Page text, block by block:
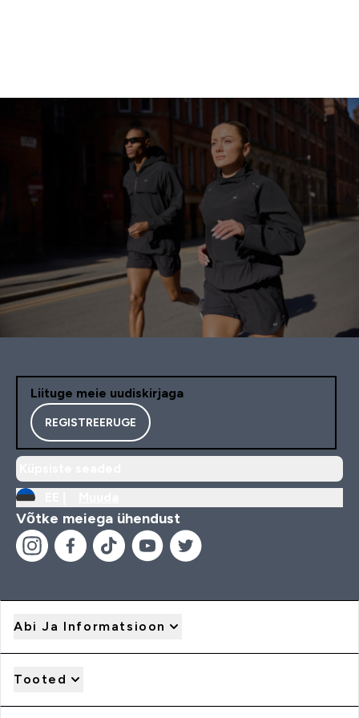
Liituge meie uudiskirjaga
REGISTREERUGE
Võtke meiega ühendust
Abi Ja Informatsioon
Tooted